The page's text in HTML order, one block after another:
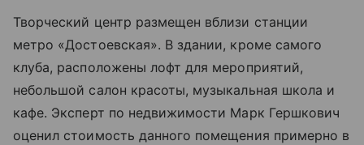
Творческий центр размещен вблизи станции
метро «Достоевская». В здании, кроме самого
клуба, расположены лофт для мероприятий,
небольшой салон красоты, музыкальная школа и
кафе. Эксперт по недвижимости Марк Гершкович
оценил стоимость данного помещения примерно в